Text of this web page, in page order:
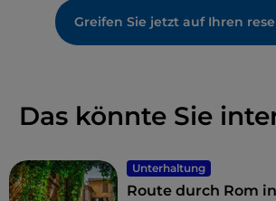
Das könnte Sie
Unterhaltung
Route durch Rom in